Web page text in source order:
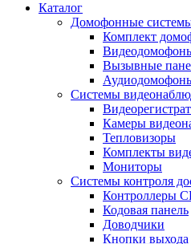
Каталог
Домофонные
Комплект
Вызывные
Системы
Камеры
Тепловизоры
Комплекты
Мониторы
Системы контроля
Контроллеры
Кодовая панель
Доводчики
Кнопки выхода